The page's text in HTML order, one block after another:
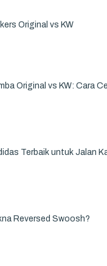
Original vs KW
Original vs KW: Cara
Terbaik untuk Jalan
Reversed Swoosh?